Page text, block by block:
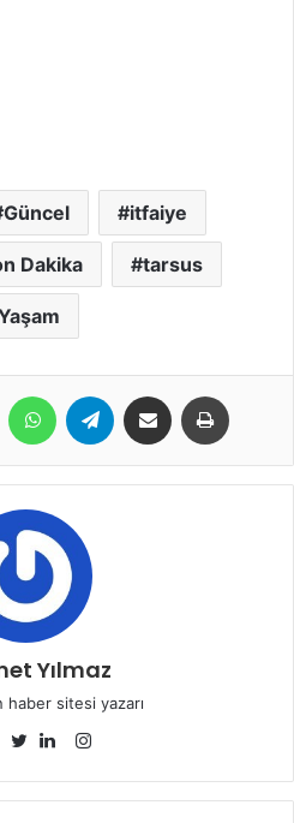
Güncel itfaiye
Dakika tarsus
MessengerWhatsAppTelegram E-Posta ile paylaş
Yılmaz
haber sitesi yazarı
Instagram